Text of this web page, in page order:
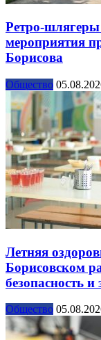
Ретро-шлягеры
мероприятия
Борисова
Общество
Летняя
Борисовском
безопасность и
Общество